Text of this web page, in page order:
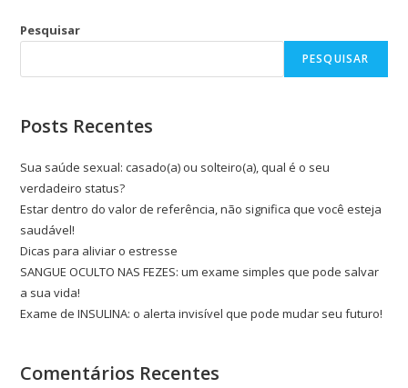
Pesquisar
PESQUISAR
Posts Recentes
Sua saúde sexual: casado(a) ou solteiro(a), qual é o seu
verdadeiro status?
Estar dentro do valor de referência, não significa que você esteja
saudável!
Dicas para aliviar o estresse
SANGUE OCULTO NAS FEZES: um exame simples que pode salvar
a sua vida!
Exame de INSULINA: o alerta invisível que pode mudar seu futuro!
Comentários Recentes